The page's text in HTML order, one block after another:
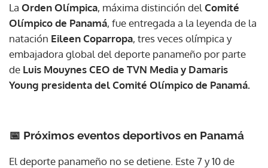
La Orden Olímpica, máxima distinción del Comité
Olímpico de Panamá, fue entregada a la leyenda de la
natación Eileen Coparropa, tres veces olímpica y
embajadora global del deporte panameño por parte
de Luis Mouynes CEO de TVN Media y Damaris
Young presidenta del Comité Olímpico de Panamá.
📅 Próximos eventos deportivos en Panamá
El deporte panameño no se detiene. Este 7 y 10 de